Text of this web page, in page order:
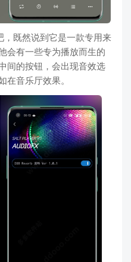
既然说到它是一款专用来
会有一些专为播放而生的
间的按钮，会出现音效选
在音乐厅效果。